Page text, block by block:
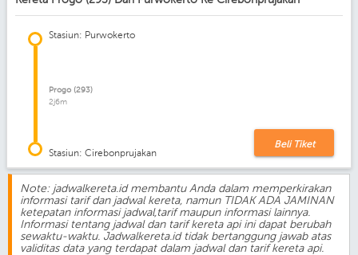
Stasiun: Purwokerto
Progo (293)
2j6m
Stasiun: Cirebonprujakan
Beli Tiket
Note: jadwalkereta.id membantu Anda dalam memperkirakan
informasi tarif dan jadwal kereta, namun TIDAK ADA JAMINAN
ketepatan informasi jadwal,tarif maupun informasi lainnya.
Informasi tentang jadwal dan tarif kereta api ini dapat berubah
sewaktu-waktu. Jadwalkereta.id tidak bertanggung jawab atas
validitas data yang terdapat dalam jadwal dan tarif kereta api.